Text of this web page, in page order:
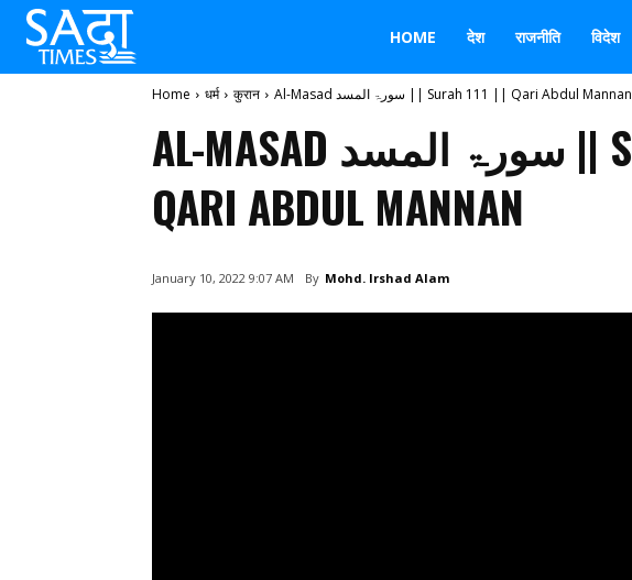
HOME देश राजनीति विदेश
Home धर्म कुरान Al-Masad سورۃ المسد || Surah 111 || Qari Abdul Mannan
AL-MASAD سورۃ المسد || SURAH 111 ||
QARI ABDUL MANNAN
January 10, 2022 9:07 AM By Mohd. Irshad Alam